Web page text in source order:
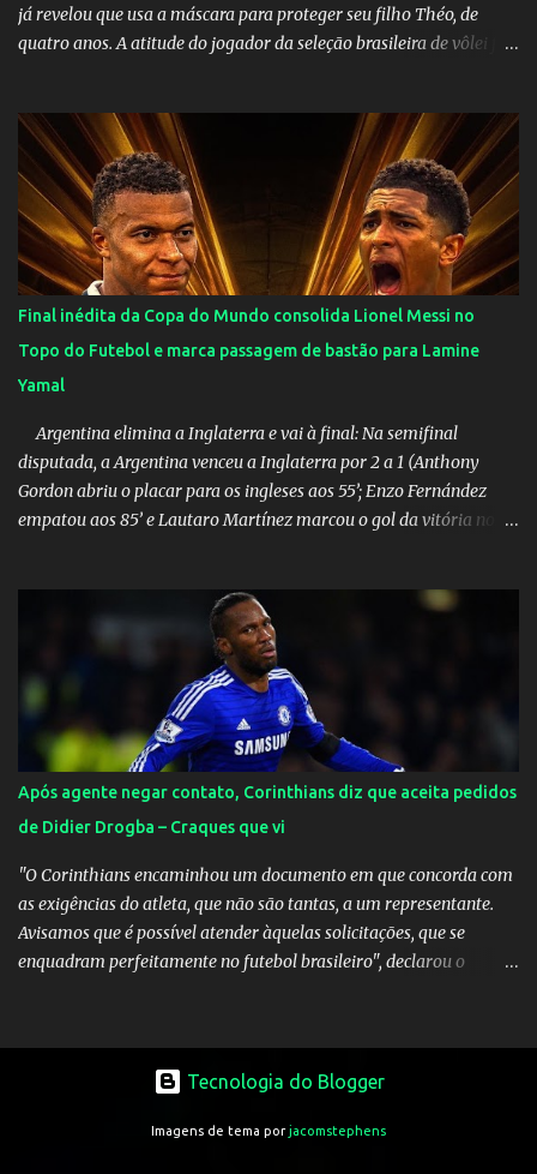
já revelou que usa a máscara para proteger seu filho Théo, de
quatro anos. A atitude do jogador da seleção brasileira de vôlei foi
China por 5 a 0 na estreia brasileira nas olimpíadas de Tóquio.
Marta marcou duas vezes, Debinha, Andressa Alves e Bia
Zaneratto foram autoras dos gols. Juliette, embaixadora
‎@Globoplay mandou um xero para as meninas e falou do seu
orgulho.
Final inédita da Copa do Mundo consolida Lionel Messi no
Topo do Futebol e marca passagem de bastão para Lamine
Yamal
Argentina elimina a Inglaterra e vai à final: Na semifinal
disputada, a Argentina venceu a Inglaterra por 2 a 1 (Anthony
Gordon abriu o placar para os ingleses aos 55’; Enzo Fernández
empatou aos 85’ e Lautaro Martínez marcou o gol da vitória nos
Inglaterra durante o jogo.
Após agente negar contato, Corinthians diz que aceita pedidos
de Didier Drogba – Craques que vi
"O Corinthians encaminhou um documento em que concorda com
as exigências do atleta, que não são tantas, a um representante.
Avisamos que é possível atender àquelas solicitações, que se
enquadram perfeitamente no futebol brasileiro", declarou o
empresário do marfinense disse que nunca houve negociação com
o clube paulista. "Nós jamais estivemos em contato com o
Tcherno Seydi, ao jornal francês L'Équipe. Inicialmente, Adauto
Tecnologia do Blogger
Imagens de tema porjacomstephens